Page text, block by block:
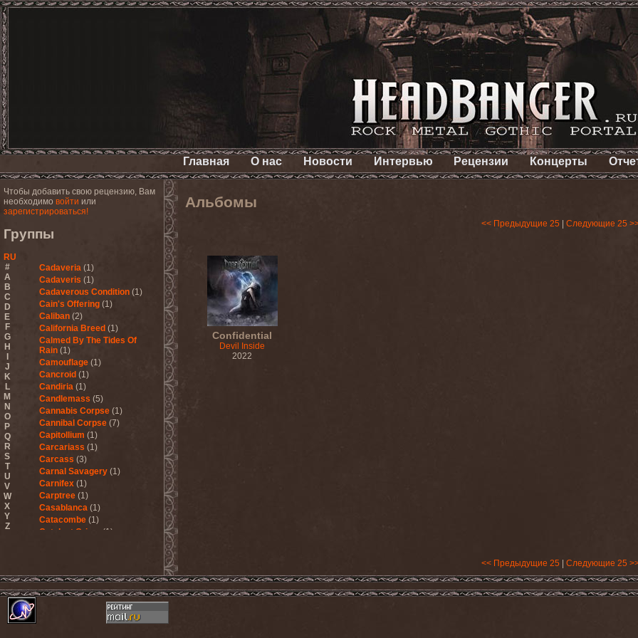
Главная О нас Новости Интервью Рецензии Концерты
Чтобы добавить свою рецензию, Вам
необходимо войти или
зарегистрироваться!
Группы
RU
#
A
B
C
D
E
F
G
H
J
K
L
M
N
O
P
Q
R
S
T
U
V
W
X
Y
Z
Cadaveria (1)
Cadaveris (1)
Cadaverous Condition (1)
Cain's Offering (1)
Caliban (2)
California Breed (1)
Calmed By The Tides Of
Rain (1)
Camouflage (1)
Cancroid (1)
Candiria (1)
Candlemass (5)
Cannabis Corpse (1)
Cannibal Corpse (7)
Capitollium (1)
Carcariass (1)
Carcass (3)
Carnal Savagery (1)
Carnifex (1)
Carptree (1)
Casablanca (1)
Catacombe (1)
Catalyst Crime
(1)
Catchers In The Rye (1)
Catharsis (7)
Catharsis vs Margenta (1)
Альбомы
<< Предыдущие 25 Следующие 25
Confidential
Devil Inside
2022
<< Предыдущие 25 Следующие 25